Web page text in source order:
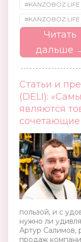
Читать
дальше
Статьи и
(DELI):
являются
сочетающие
пользой, и с
нужно ли
Артур Салимов,
продаж